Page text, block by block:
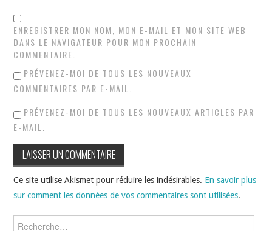
ENREGISTRER MON NOM, MON E-MAIL ET MON SITE WEB
DANS LE NAVIGATEUR POUR MON PROCHAIN
COMMENTAIRE.
PRÉVENEZ-MOI DE TOUS LES NOUVEAUX
COMMENTAIRES PAR E-MAIL.
PRÉVENEZ-MOI DE TOUS LES NOUVEAUX ARTICLES PAR
E-MAIL.
Ce site utilise Akismet pour réduire les indésirables. En savoir plus
sur comment les données de vos commentaires sont utilisées.